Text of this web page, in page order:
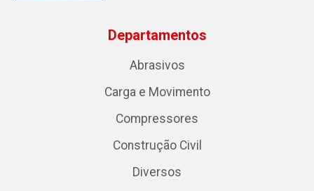
Departamentos
Abrasivos
Carga e Movimento
Compressores
Construção Civil
Diversos